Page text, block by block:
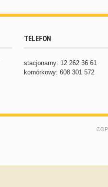
TELEFON
stacjonarny: 12 262 36 61
komórkowy: 608 301 572